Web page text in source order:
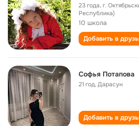
23 года,г.
Республика)
10 школа
Добавить в
Софья Потапова
21 год,Дарасун
Добавить в